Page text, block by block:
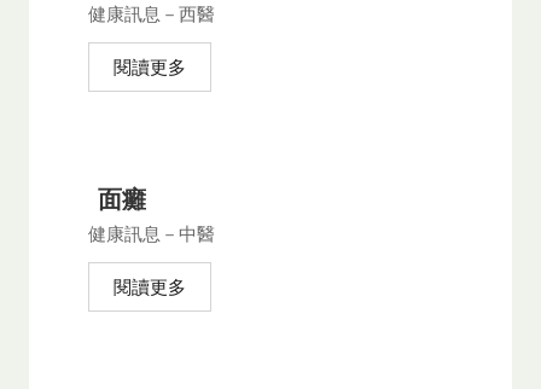
健康訊息－西醫
閱讀更多
面癱
健康訊息－中醫
閱讀更多